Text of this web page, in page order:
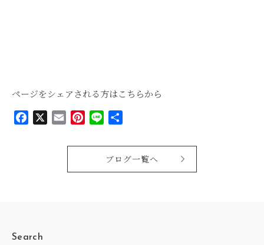
ページをシェアされる方はこちらから
Facebook EmailPinterest
Line
ブログ一覧へ
Search